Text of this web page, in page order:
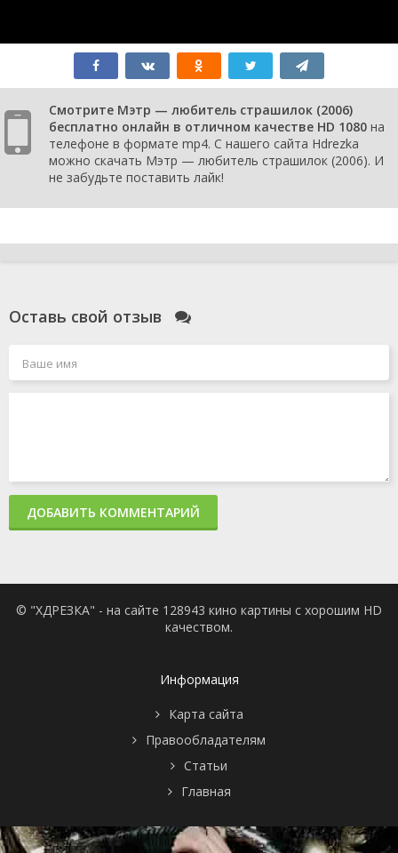
Смотрите Мэтр — любитель страшилок (2006)
бесплатно онлайн в отличном качестве HD 1080 на
телефоне в формате mp4. С нашего сайта Hdrezka
можно скачать Мэтр — любитель страшилок (2006). И
не забудьте поставить лайк!
Оставь свой отзыв
ДОБАВИТЬ КОММЕНТАРИЙ
© "ХДРЕЗКА" - на сайте 128943 кино картины с хорошим HD
качеством.
Информация
Карта сайта
Правообладателям
Статьи
Главная